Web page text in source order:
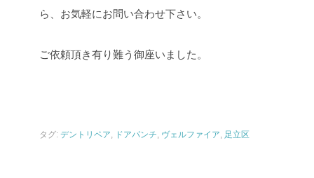
ら、お気軽にお問い合わせ下さい。
ご依頼頂き有り難う御座いました。
タグ: デントリペア, ドアパンチ, ヴェルファイア, 足立区